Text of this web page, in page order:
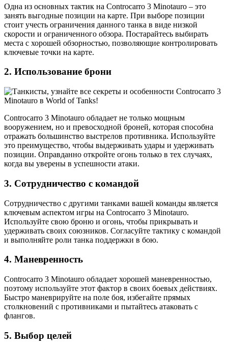
Одна из основных тактик на Controcarro 3 Minotauro – это
занять выгодные позиции на карте. При выборе позиции
стоит учесть ограничения данного танка в виде низкой
скорости и ограниченного обзора. Постарайтесь выбирать
места с хорошей обзорностью, позволяющие контролировать
ключевые точки на карте.
2. Использование брони
Controcarro 3 Minotauro обладает не только мощным
вооружением, но и превосходной броней, которая способна
отражать большинство выстрелов противника. Используйте
это преимущество, чтобы выдерживать удары и удерживать
позиции. Оправданно откройте огонь только в тех случаях,
когда вы уверены в успешности атаки.
3. Сотрудничество с командой
Сотрудничество с другими танками вашей команды является
ключевым аспектом игры на Controcarro 3 Minotauro.
Используйте свою броню и огонь, чтобы прикрывать и
удерживать своих союзников. Согласуйте тактику с командой
и выполняйте роли танка поддержки в бою.
4. Маневренность
Controcarro 3 Minotauro обладает хорошей маневренностью,
поэтому используйте этот фактор в своих боевых действиях.
Быстро маневрируйте на поле боя, избегайте прямых
столкновений с противниками и пытайтесь атаковать с
флангов.
5. Выбор целей